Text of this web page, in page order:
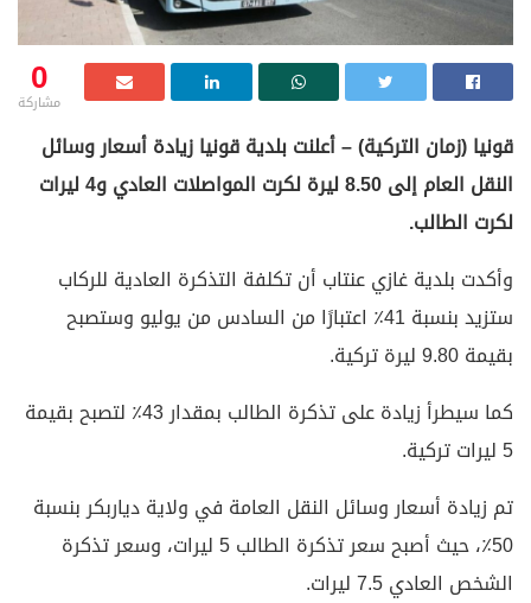
0
مشاركة
قونيا (زمان التركية) – أعلنت بلدية قونيا زيادة أسعار وسائل
النقل العام إلى 8.50 ليرة لكرت المواصلات العادي و4 ليرات
لكرت الطالب.
وأكدت بلدية غازي عنتاب أن تكلفة التذكرة العادية للركاب
ستزيد بنسبة 41٪ اعتبارًا من السادس من يوليو وستصبح
بقيمة 9.80 ليرة تركية.
كما سيطرأ زيادة على تذكرة الطالب بمقدار 43٪ لتصبح بقيمة
5 ليرات تركية.
تم زيادة أسعار وسائل النقل العامة في ولاية دياربكر بنسبة
50٪، حيث أصبح سعر تذكرة الطالب 5 ليرات، وسعر تذكرة
الشخص العادي 7.5 ليرات.